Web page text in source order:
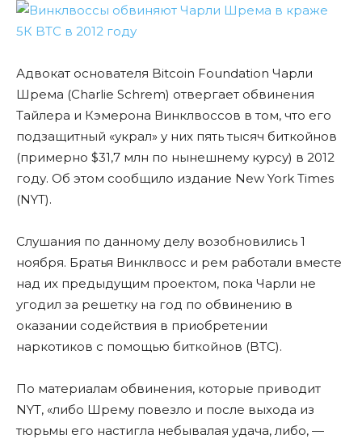
Адвокат основателя Bitcoin Foundation Чарли
Шрема (Charlie Schrem) отвергает обвинения
Тайлера и Кэмерона Винклвоссов в том, что его
подзащитный «украл» у них пять тысяч биткойнов
(примерно $31,7 млн по нынешнему курсу) в 2012
году. Об этом сообщило издание New York Times
(NYT).
Слушания по данному делу возобновились 1
ноября. Братья Винклвосс и рем работали вместе
над их предыдущим проектом, пока Чарли не
угодил за решетку на год по обвинению в
оказании содействия в приобретении
наркотиков с помощью биткойнов (BTC).
По материалам обвинения, которые приводит
NYT, «либо Шрему повезло и после выхода из
тюрьмы его настигла небывалая удача, либо, —